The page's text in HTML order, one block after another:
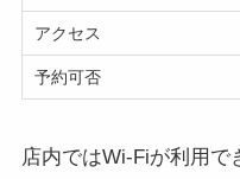
アクセス
予約可否
店内ではWi-Fiが利用で